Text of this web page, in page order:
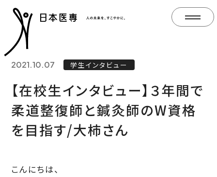
2021.10.07 学生インタビュー
【在校生インタビュー】３年間で
柔道整復師と鍼灸師のW資格
を目指す/大柿さん
こんにちは、